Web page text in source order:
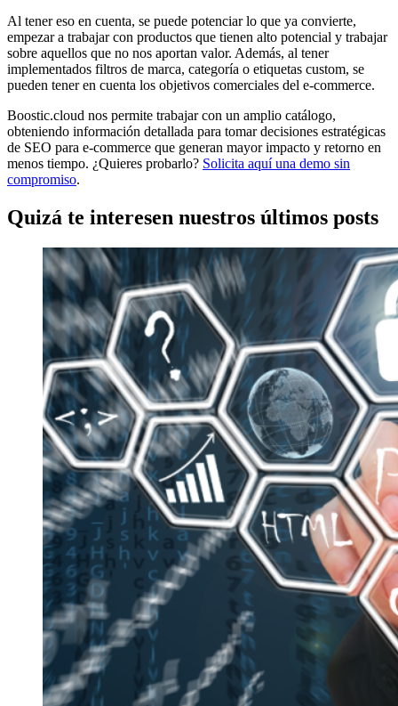
Al tener eso en cuenta, se puede potenciar lo que ya convierte,
empezar a trabajar con productos que tienen alto potencial y trabajar
sobre aquellos que no nos aportan valor. Además, al tener
implementados filtros de marca, categoría o etiquetas custom, se
pueden tener en cuenta los objetivos comerciales del e-commerce.
Boostic.cloud nos permite trabajar con un amplio catálogo,
obteniendo información detallada para tomar decisiones estratégicas
de SEO para e-commerce que generan mayor impacto y retorno en
menos tiempo. ¿Quieres probarlo? Solicita aquí una demo sin
compromiso.
Quizá te interesen nuestros últimos posts